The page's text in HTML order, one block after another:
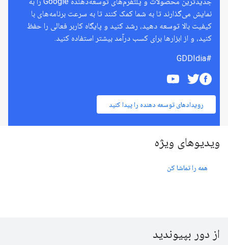
نمایش می‌گذارند تا به شما کمک کنند تا به سرعت برنامه‌های با
کیفیت بالا توسعه دهید، رشد کنید و پایگاه کاربر فعالی را حفظ
کنید، و از ابزارها برای کسب درآمد بیشتر استفاده کنید.
#GDDIdia
رویدادهای توسعه دهنده را پیدا کنید
ویدیوهای ویژه
همه را تماشا کن
از دور بپیوندید